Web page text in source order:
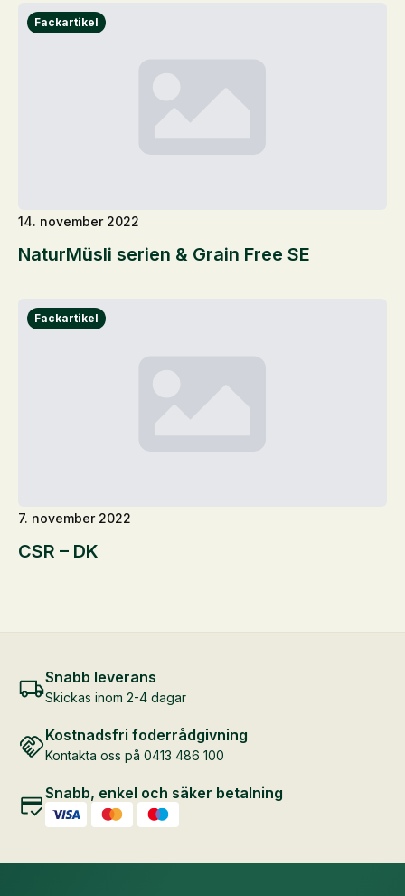
NaturMüsli serien & Grain Free SE
14. november 2022
CSR – DK
7. november 2022
Snabb leverans
Skickas inom 2-4 dagar
Kostnadsfri foderrådgivning
Kontakta oss på 0413 486 100
Snabb, enkel och säker betalning